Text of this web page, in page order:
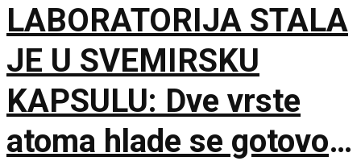
LABORATORIJA STALA
JE U SVEMIRSKU
KAPSULU: Dve vrste
atoma hlade se gotovo